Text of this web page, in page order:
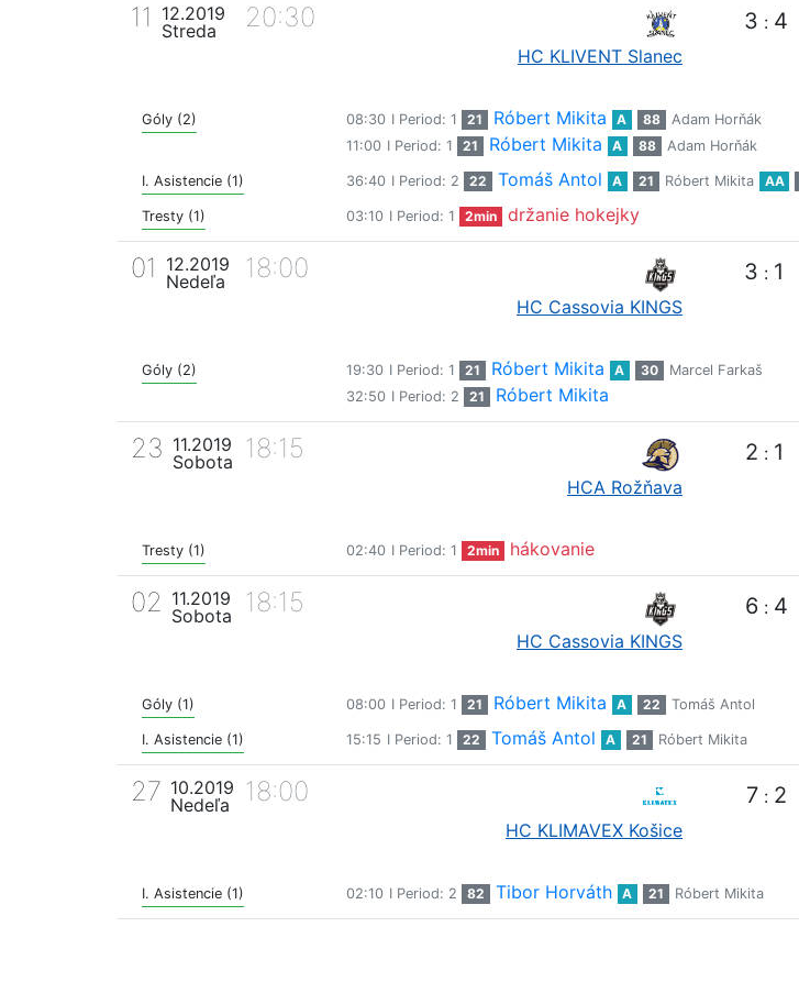
11
12.2019
Streda
20:30
HC KLIVENT Slanec
3 : 4
Góly (2) 08:30 I Period: 1 21 Róbert Mikita A 88
Adam Horňák
11:00 I Period: 1 21 Róbert Mikita A 88 Adam Horňák
I. Asistencie (1) 36:40 I Period: 2 22 Tomáš Antol A 21 Róbert Mikita AA
Tresty (1) 03:10 I Period: 1 2min držanie hokejky
01
12.2019
Nedeľa
18:00
HC Cassovia KINGS
3 : 1
Góly (2) 19:30 I Period: 1 21 Róbert Mikita A 30
Marcel Farkaš
32:50 I Period: 2 21 Róbert Mikita
23 11.2019
Sobota
18:15
HCA Rožňava
2 : 1
Tresty (1) 02:40 I Period: 1 2min hákovanie
02 11.2019
Sobota
18:15
HC Cassovia KINGS
6 : 4
Góly (1) 08:00 I Period: 1 21 Róbert Mikita A 22 Tomáš Antol
I. Asistencie (1) 15:15 I Period: 1 22 Tomáš Antol A 21 Róbert Mikita
27 10.2019
Nedeľa
18:00
HC KLIMAVEX Košice
7 : 2
I. Asistencie (1) 02:10 I Period: 2 82 Tibor Horváth A 21 Róbert Mikita